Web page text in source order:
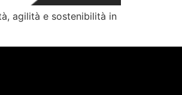
agilità e sostenibilità in